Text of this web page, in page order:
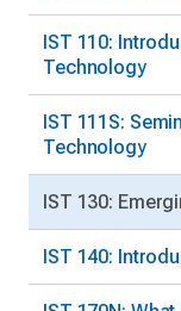
IST 110:
Technology
IST 111S:
Technology
IST 130:
IST 140: